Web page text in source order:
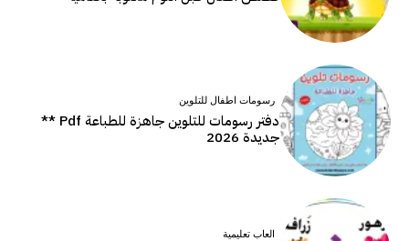
رسومات اطفال للتلوين
دفتر رسومات للتلوين جاهزة للطباعة Pdf **
جديدة 2026
العاب تعليمية